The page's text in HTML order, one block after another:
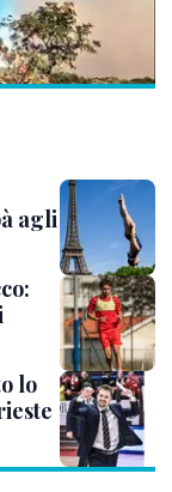
agli
lo